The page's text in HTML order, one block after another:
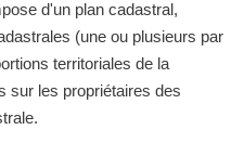
d'un plan cadastral,
(une ou plusieurs par
territoriales de la
sur les propriétaires des